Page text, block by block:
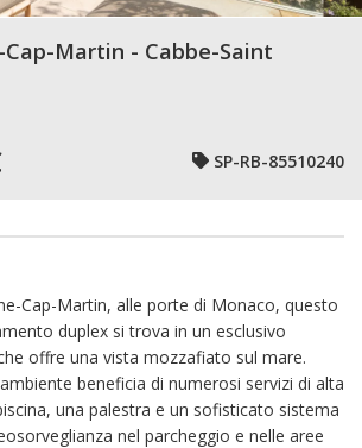
Cap-Martin - Cabbe-Saint
SP-RB-85510240
Cap-Martin, alle porte di Monaco, questo
duplex si trova in un esclusivo
offre una vista mozzafiato sul mare.
beneficia di numerosi servizi di alta
una palestra e un sofisticato sistema
nel parcheggio e nelle aree